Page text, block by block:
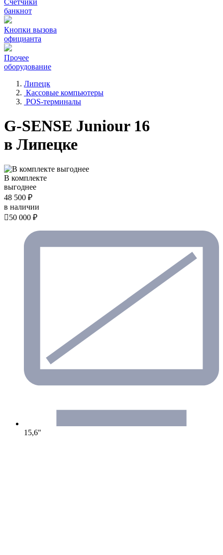
Счетчики
банкнот
Кнопки вызова
официанта
Прочее
оборудование
Липецк
Кассовые компьютеры
POS-терминалы
G-SENSE Juniour 16
в Липецке
В комплекте
выгоднее
48 500 ₽
в наличии
50 000 ₽
15,6"